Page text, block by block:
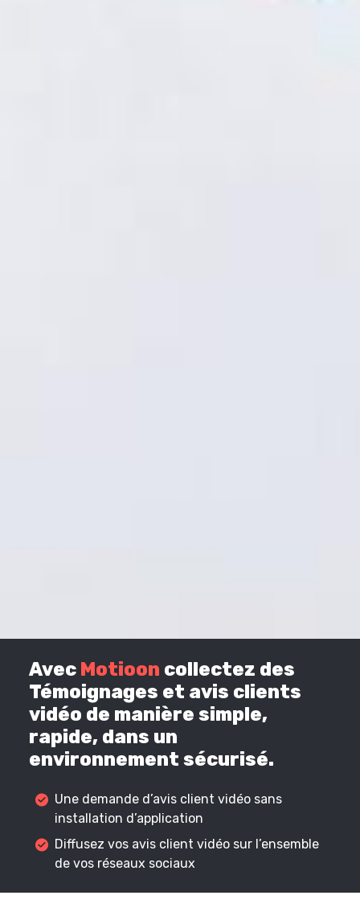
Avec Motioon collectez des
Témoignages et avis clients
vidéo de manière simple,
rapide, dans un
environnement sécurisé.
Une demande d’avis client vidéo sans
installation d’application
Diffusez vos avis client vidéo sur l’ensemble
de vos réseaux sociaux